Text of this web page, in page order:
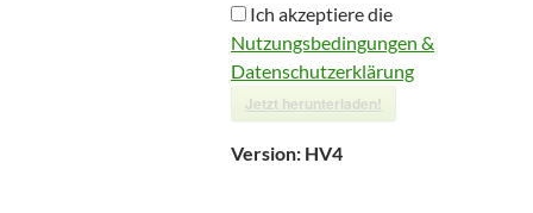
Ich akzeptiere die
Nutzungsbedingungen &
Datenschutzerklärung
Jetzt herunterladen!
Version: HV4